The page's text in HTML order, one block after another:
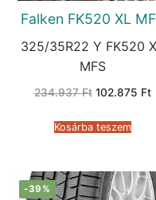
Falken FK520 XL
325/35R22 Y FK520
MFS
234.937Ft Original
234.937 Ft.
102.875 Ft
Kosárba teszem
-39%